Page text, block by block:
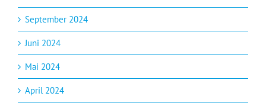
September 2024
Juni 2024
Mai 2024
April 2024